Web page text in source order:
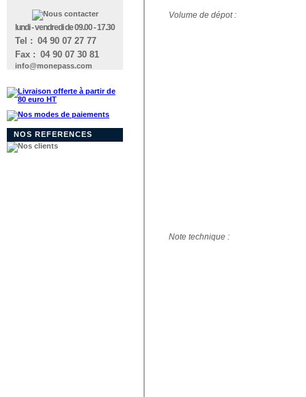
lundi - vendredi de 09.00 - 17.30
Tel : 04 90 07 27 77
Fax : 04 90 07 30 81
info@monepass.com
NOS REFERENCES
Volume de dépot :
Note technique :